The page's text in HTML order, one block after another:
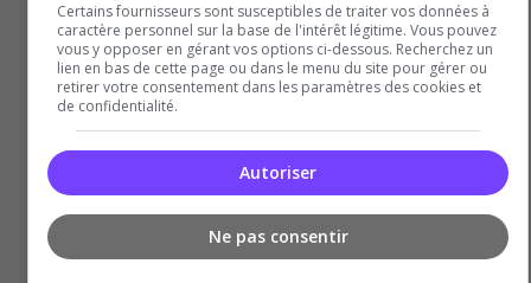
Certains fournisseurs sont susceptibles de traiter vos données à
caractère personnel sur la base de l'intérêt légitime. Vous pouvez
vous y opposer en gérant vos options ci-dessous. Recherchez un
lien en bas de cette page ou dans le menu du site pour gérer ou
retirer votre consentement dans les paramètres des cookies et
de confidentialité.
Autoriser
Ne pas consentir